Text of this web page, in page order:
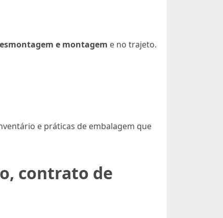
e montagem e no trajeto.
e práticas de embalagem que
contrato de